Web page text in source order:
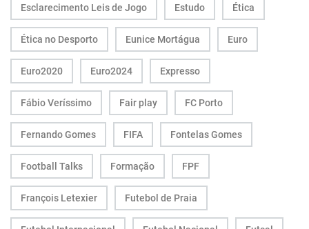
Esclarecimento Leis de Jogo Estudo Ética
Ética no Desporto Eunice Mortágua Euro
Euro2020 Euro2024 Expresso
Fábio Veríssimo Fair play FC Porto
Fernando Gomes FIFA Fontelas Gomes
Football Talks Formação FPF
François Letexier Futebol de Praia